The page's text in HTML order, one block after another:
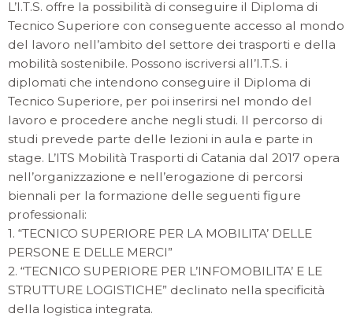
L’I.T.S. offre la possibilità di conseguire il Diploma di
Tecnico Superiore con conseguente accesso al mondo
del lavoro nell’ambito del settore dei trasporti e della
mobilità sostenibile. Possono iscriversi all’I.T.S. i
diplomati che intendono conseguire il Diploma di
Tecnico Superiore, per poi inserirsi nel mondo del
lavoro e procedere anche negli studi. Il percorso di
studi prevede parte delle lezioni in aula e parte in
stage. L’ITS Mobilità Trasporti di Catania dal 2017 opera
nell’organizzazione e nell’erogazione di percorsi
biennali per la formazione delle seguenti figure
professionali:
1. “TECNICO SUPERIORE PER LA MOBILITA’ DELLE
PERSONE E DELLE MERCI”
2. “TECNICO SUPERIORE PER L’INFOMOBILITA’ E LE
STRUTTURE LOGISTICHE” declinato nella specificità
della logistica integrata.